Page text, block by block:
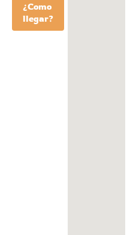
¿Como
llegar?